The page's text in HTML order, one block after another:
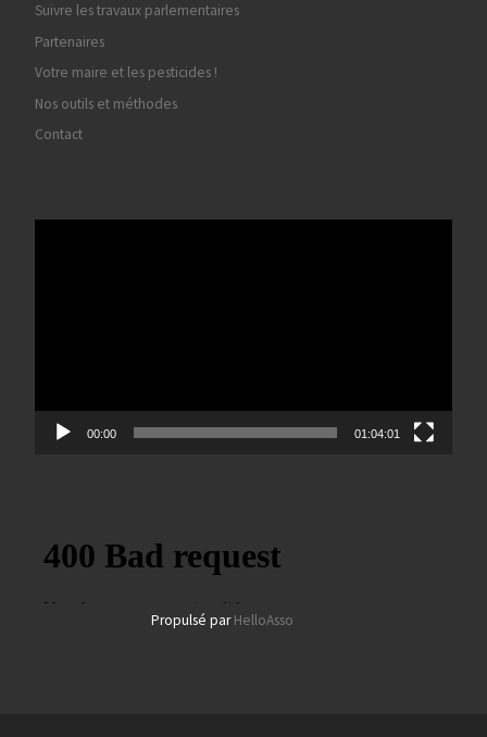
Suivre les travaux parlementaires
Partenaires
Votre maire et les pesticides !
Nos outils et méthodes
Contact
00:00 01:04:01
Propulsé parHelloAsso